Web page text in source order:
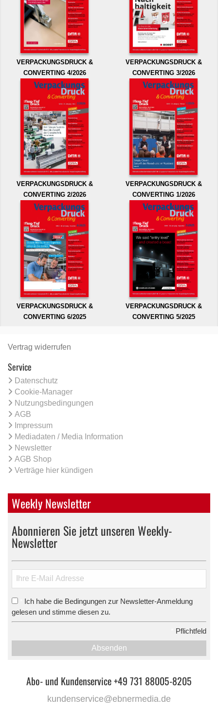
VERPACKUNGSDRUCK &
CONVERTING 4/2026
VERPACKUNGSDRUCK &
CONVERTING 3/2026
VERPACKUNGSDRUCK &
CONVERTING 2/2026
VERPACKUNGSDRUCK &
CONVERTING 1/2026
VERPACKUNGSDRUCK &
CONVERTING 6/2025
VERPACKUNGSDRUCK &
CONVERTING 5/2025
Vertrag widerrufen
Service
Datenschutz
Cookie-Manager
Nutzungsbedingungen
AGB
Impressum
Mediadaten / Media Information
Newsletter
AGB Shop
Verträge hier kündigen
Weekly Newsletter
Abonnieren Sie jetzt unseren Weekly-
Newsletter
Ich habe die Bedingungen zur Newsletter-Anmeldung
gelesen und stimme diesen zu.
Pflichtfeld
Absenden
Abo- und Kundenservice +49 731 88005-8205
kundenservice@ebnermedia.de